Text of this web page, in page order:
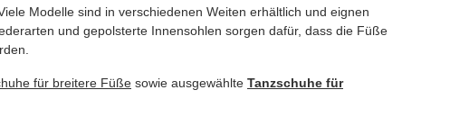
Modelle sind in verschiedenen Weiten erhältlich und eignen
und gepolsterte Innensohlen sorgen dafür, dass die Füße
für breitere Füße sowie ausgewählte Tanzschuhe für